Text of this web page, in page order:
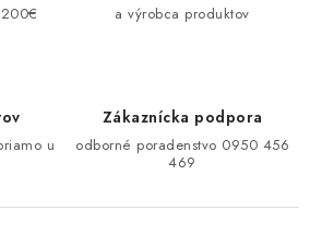
a výrobca produktov
u
Zákaznícka podpora
odborné poradenstvo 0950 456
469